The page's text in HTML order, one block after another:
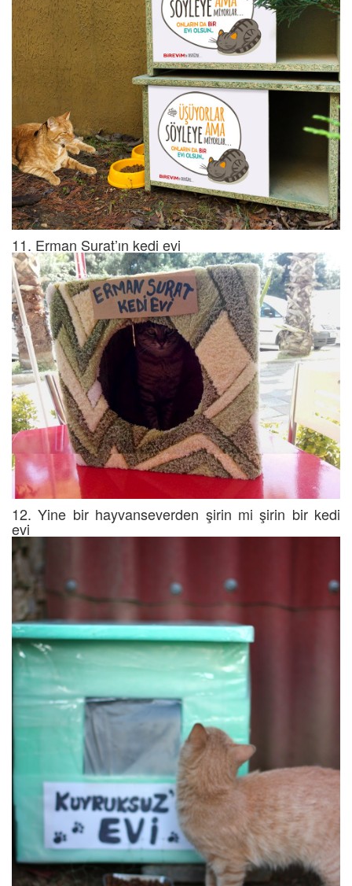
11. Erman Surat’ın kedi evi
12. Yine bir hayvanseverden şirin mi şirin bir kedi
evi